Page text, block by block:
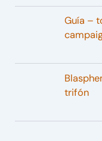
Guía –
trifón